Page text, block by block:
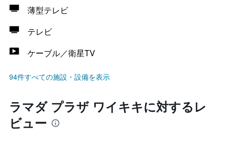
薄型テレビ
テレビ
ケーブル／衛星TV
94件すべての施設・設備を表示
ラマダ プラザ ワイキキに対するレ
ビュー